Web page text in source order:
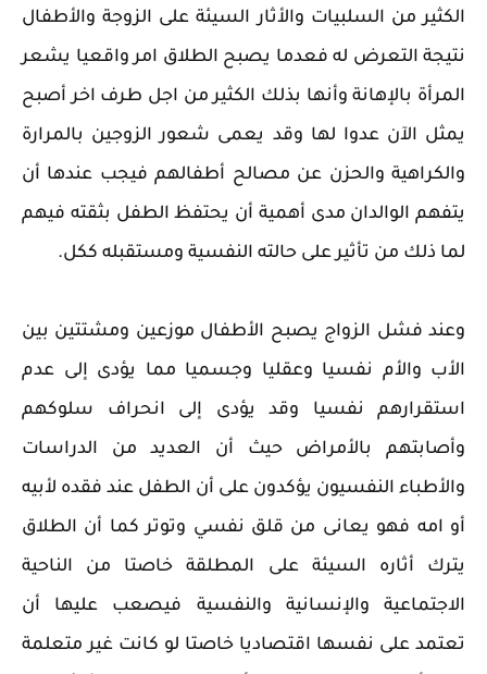
الكثير من السلبيات والأثار السيئة على الزوجة والأطفال
نتيجة التعرض له فعدما يصبح الطلاق امر واقعيا يشعر
المرأة بالإهانة وأنها بذلك الكثير من اجل طرف اخر أصبح
يمثل الآن عدوا لها وقد يعمى شعور الزوجين بالمرارة
والكراهية والحزن عن مصالح أطفالهم فيجب عندها أن
يتفهم الوالدان مدى أهمية أن يحتفظ الطفل بثقته فيهم
لما ذلك من تأثير على حالته النفسية ومستقبله ككل.
وعند فشل الزواج يصبح الأطفال موزعين ومشتتين بين
الأب والأم نفسيا وعقليا وجسميا مما يؤدى إلى عدم
استقرارهم نفسيا وقد يؤدى إلى انحراف سلوكهم
وأصابتهم بالأمراض حيث أن العديد من الدراسات
والأطباء النفسيون يؤكدون على أن الطفل عند فقده لأبيه
أو امه فهو يعانى من قلق نفسي وتوتر كما أن الطلاق
يترك أثاره السيئة على المطلقة خاصتا من الناحية
الاجتماعية والإنسانية والنفسية فيصعب عليها أن
تعتمد على نفسها اقتصاديا خاصتا لو كانت غير متعلمة